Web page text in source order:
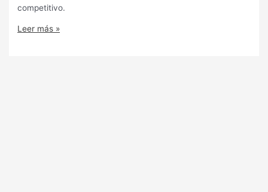
competitivo.
Leer más »